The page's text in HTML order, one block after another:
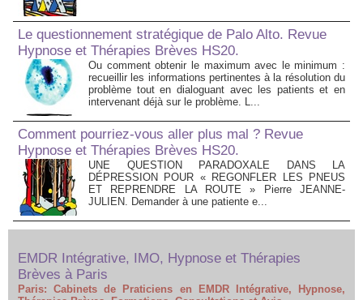
Le questionnement stratégique de Palo Alto. Revue
Hypnose et Thérapies Brèves HS20.
Ou comment obtenir le maximum avec le minimum :
recueillir les informations pertinentes à la résolution du
problème tout en dialoguant avec les patients et en
intervenant déjà sur le problème. L...
Comment pourriez-vous aller plus mal ? Revue
Hypnose et Thérapies Brèves HS20.
UNE QUESTION PARADOXALE DANS LA
DÉPRESSION POUR « REGONFLER LES PNEUS
ET REPRENDRE LA ROUTE » Pierre JEANNE-
JULIEN. Demander à une patiente e...
EMDR Intégrative, IMO, Hypnose et Thérapies
Brèves à Paris
Paris: Cabinets de Praticiens en EMDR Intégrative, Hypnose,